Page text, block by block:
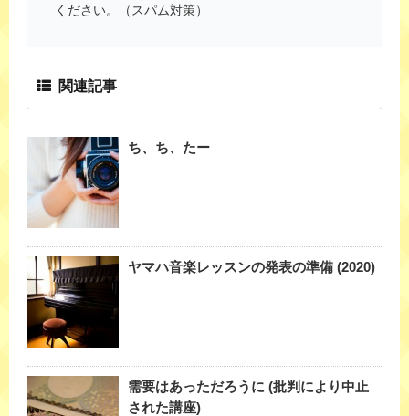
ください。（スパム対策）
関連記事
ち、ち、たー
ヤマハ音楽レッスンの発表の準備 (2020)
需要はあっただろうに (批判により中止
された講座)